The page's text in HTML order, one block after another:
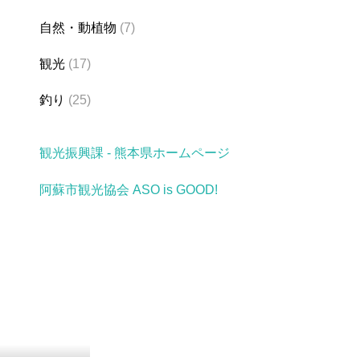
自然・動植物 (7)
観光 (17)
釣り (25)
観光振興課 - 熊本県ホームページ
阿蘇市観光協会 ASO is GOOD!